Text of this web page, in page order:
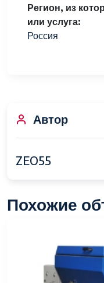
Регион, из
или услуга
Россия
Автор
ZEO55
Похожие